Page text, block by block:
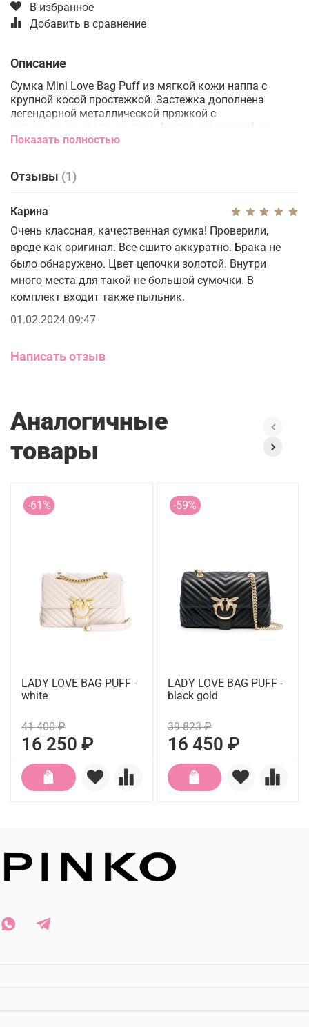
В избранное
Добавить в сравнение
Описание
Сумка Mini Love Bag Puff из мягкой кожи наппа с
крупной косой простежкой. Застежка дополнена
легендарной металлической пряжкой с
гальваническим покрытием "античное золото", со
стразами, ласточками Love Birds и логотипом PINKO.
карманом-перегородкой на молнии и снабжена
карманом на стенке. Плечевой ремень длиной 110 см
металлической цепочки с круглыми звеньями и
практичного наплечника из кожи наппа. Проверь
подлинность своей Love Bag при помощи особого NFC-
чипа.
Показать полностью
Отзывы (1)
Карина
Очень классная, качественная сумка! Проверили,
вроде как оригинал. Все сшито аккуратно. Брака не
было обнаружено. Цвет цепочки золотой. Внутри
много места для такой не большой сумочки. В
комплект входит также пыльник.
01.02.2024 09:47
Написать отзыв
Аналогичные
товары
-61%
LADY LOVE BAG PUFF -
white
41 400 ₽
16 250 ₽
-59%
LADY LOVE BAG PUFF -
black gold
39 823 ₽
16 450 ₽